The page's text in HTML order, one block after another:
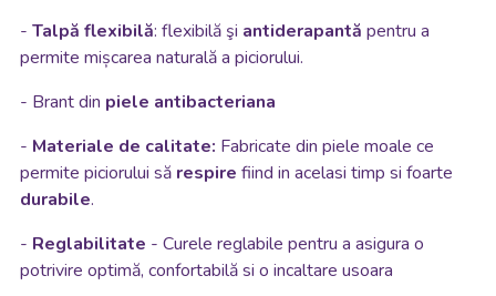
- Talpă flexibilă: flexibilă şi antiderapantă pentru a
permite mișcarea naturală a piciorului.
- Brant din piele antibacteriana
- Materiale de calitate: Fabricate din piele moale ce
permite piciorului să respire fiind in acelasi timp si foarte
durabile.
- Reglabilitate - Curele reglabile pentru a asigura o
potrivire optimă, confortabilăsi o incaltare usoara